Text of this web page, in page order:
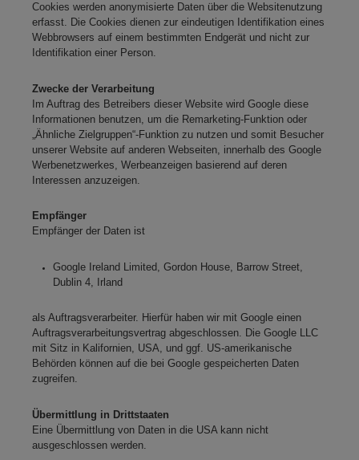
Cookies werden anonymisierte Daten über die Websitenutzung
erfasst. Die Cookies dienen zur eindeutigen Identifikation eines
Webbrowsers auf einem bestimmten Endgerät und nicht zur
Identifikation einer Person.
Zwecke der Verarbeitung
Im Auftrag des Betreibers dieser Website wird Google diese
Informationen benutzen, um die Remarketing-Funktion oder
„Ähnliche Zielgruppen“-Funktion zu nutzen und somit Besucher
unserer Website auf anderen Webseiten, innerhalb des Google
Werbenetzwerkes, Werbeanzeigen basierend auf deren
Interessen anzuzeigen.
Empfänger
Empfänger der Daten ist
Google Ireland Limited, Gordon House, Barrow Street,
Dublin 4, Irland
als Auftragsverarbeiter. Hierfür haben wir mit Google einen
Auftragsverarbeitungsvertrag abgeschlossen. Die Google LLC
mit Sitz in Kalifornien, USA, und ggf. US-amerikanische
Behörden können auf die bei Google gespeicherten Daten
zugreifen.
Übermittlung in Drittstaaten
Eine Übermittlung von Daten in die USA kann nicht
ausgeschlossen werden.